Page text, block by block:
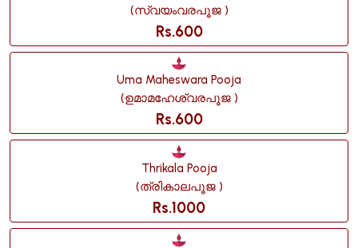
(സ്വയംവരപൂജ )
Rs.600
Uma Maheswara Pooja
(ഉമാമഹേശ്വരപൂജ )
Rs.600
Thrikala Pooja
(ത്രികാലപൂജ )
Rs.1000